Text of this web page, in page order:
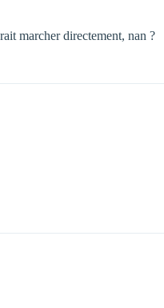
marcher directement, nan ?